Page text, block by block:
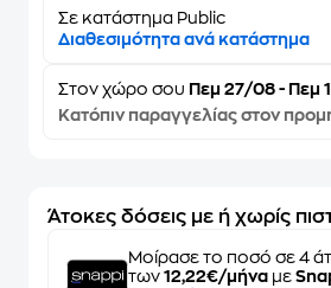
Σε κατάστημα Public
Διαθεσιμότητα ανά κατάστημα
Στον χώρο σου Πεμ 27/08 - Πεμ
Κατόπιν παραγγελίας στον
Άτοκες δόσεις με ή χωρίς
Μοίρασε το ποσό σε 4
των 12,22€/μήνα με